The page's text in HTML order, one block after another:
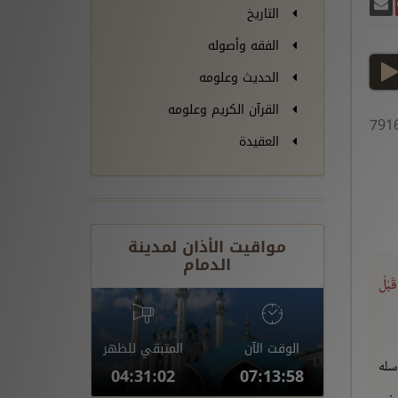
التاريخ
الفقه وأصوله
الحديث وعلومه
القرآن الكريم وعلومه
العقيدة
مواقيت الأذان لمدينة
الدمام
الوقت الآن
07:13:59
المتبقي للظهر
04:31:01